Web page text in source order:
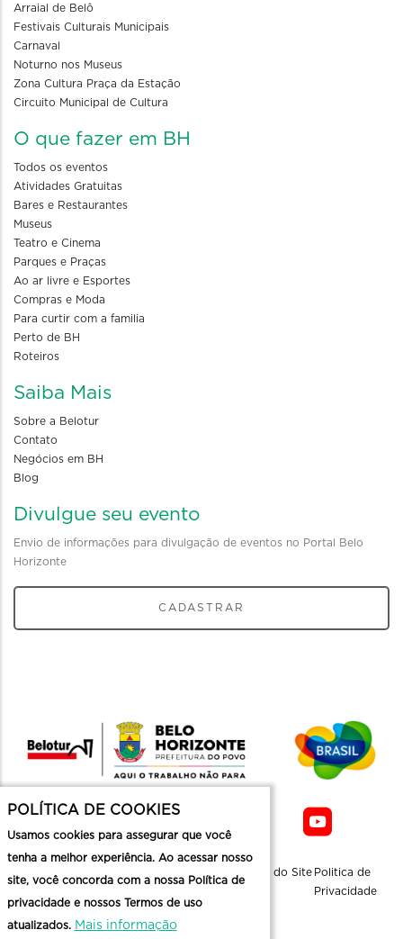
Arraial de Belô
Festivais Culturais Municipais
Carnaval
Noturno nos Museus
Zona Cultura Praça da Estação
Circuito Municipal de Cultura
O que fazer em BH
Todos os eventos
Atividades Gratuitas
Bares e Restaurantes
Museus
Teatro e Cinema
Parques e Praças
Ao ar livre e Esportes
Compras e Moda
Para curtir com a familia
Perto de BH
Roteiros
Saiba Mais
Sobre a Belotur
Contato
Negócios em BH
Blog
Divulgue seu evento
Envio de informações para divulgação de eventos no Portal Belo
Horizonte
CADASTRAR
Mapa do Site Politica de
Privacidade
POLÍTICA DE COOKIES
Usamos cookies para assegurar que você
tenha a melhor experiência. Ao acessar nosso
site, você concorda com a nossa Política de
privacidade e nossos Termos de uso
atualizados. Mais informação